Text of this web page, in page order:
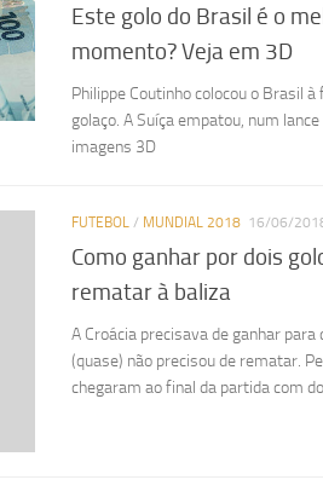
Este golo do Brasil é o
momento? Veja em 3D
Philippe Coutinho colocou o Brasil
golaço. A Suíça empatou, num
imagens 3D
FUTEBOL / MUNDIAL 2018 16/06/
Como ganhar por dois
rematar à baliza
A Croácia precisava de ganhar
(quase) não precisou de rematar.
chegaram ao final da partida com